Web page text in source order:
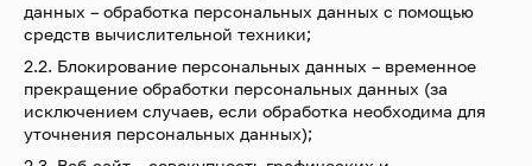
данных – обработка персональных данных с помощью
средств вычислительной техники;
2.2. Блокирование персональных данных – временное
прекращение обработки персональных данных (за
исключением случаев, если обработка необходима для
уточнения персональных данных);